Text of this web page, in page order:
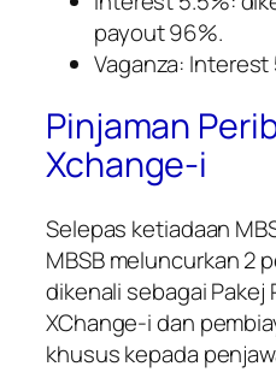
payout 96%.
Vaganza: Interest
Pinjaman
Xchange-i
Selepas ketiadaan
MBSB meluncurkan 2
dikenali sebagai Pakej
XChange-i dan
khusus kepada